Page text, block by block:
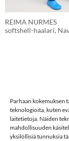
Parhaan kokemuksen
teknologioita, kuten
laitetietoja. Näiden
mahdollisuuden
yksilöllisiä tunnuksia
REIMA NURMES
softshell-haalari,